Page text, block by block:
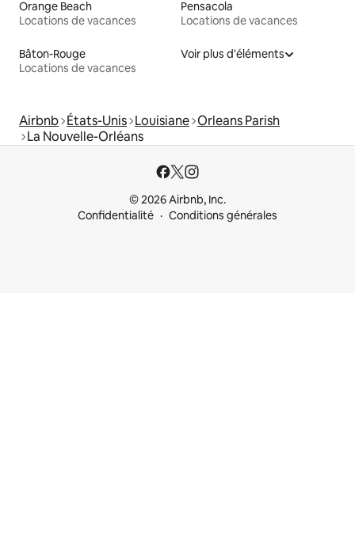
Orange Beach
Locations de vacances
Pensacola
Locations de vacances
Bâton-Rouge
Locations de vacances
Voir plus d'éléments
Airbnb États-Unis Louisiane Orleans Parish
La Nouvelle-Orléans
© 2026 Airbnb, Inc.
Confidentialité
Conditions générales